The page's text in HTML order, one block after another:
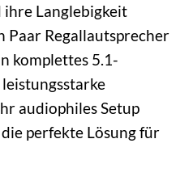
ihre Langlebigkeit
Paar Regallautsprecher
komplettes 5.1-
audiophiles Setup
perfekte Lösung für